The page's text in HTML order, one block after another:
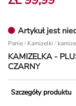
Artykuł jest
Panie / Kamizelki
KAMIZELKA -
CZARNY
Szczegóły produktu